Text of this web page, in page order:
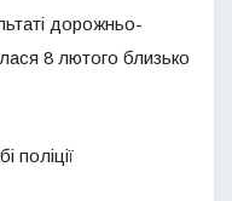
дорожньо-
8 лютого близько
поліції